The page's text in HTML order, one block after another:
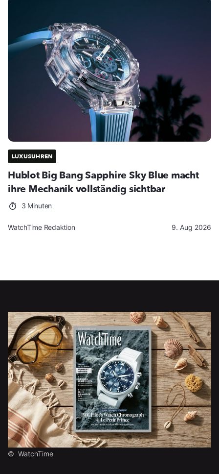
LUXUSUHREN
Hublot Big Bang Sapphire Sky Blue macht
ihre Mechanik vollständig sichtbar
3 Minuten
WatchTime Redaktion 9. Aug 2026
© WatchTime